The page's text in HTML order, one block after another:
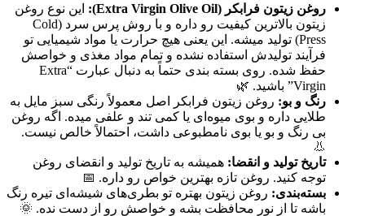
روغن زیتون فرابکر (Extra Virgin Olive Oil):
این نوع روغن
زیتون بالاترین کیفیت رو داره و با روش پرس سرد (Cold
Press) تولید میشه. این یعنی هیچ حرارت یا مواد شیمیایی تو
فرآیند تولیدش استفاده نشده و تمام مواد مغذی و خواصش
حفظ شده. روی بسته بندی حتماً به دنبال عبارت “Extra
Virgin” باشید. 🌿
رنگ و بو: روغن زیتون فرابکر اصل معمولاً رنگی سبز مایل به
طلایی داره و بوی میوه‌ای یا کمی تند و علفی میده. اگه روغن
بی رنگ و بو یا بوی نامطبوعی داشت، احتمالاً خالص نیست.
👃
تاریخ تولید و انقضا: همیشه به تاریخ تولید و انقضای روغن
توجه کنید. روغن تازه بهترین خواص رو داره. 📅
بسته‌بندی: روغن زیتون بهتره تو بطری‌های شیشه‌ای تیره رنگ
باشه تا از نور محافظت بشه و خواصش رو از دست نده. 🌞